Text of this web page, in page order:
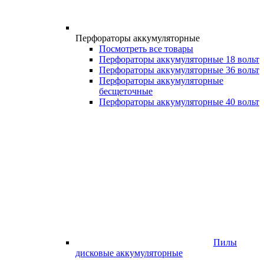
Перфораторы аккумуляторные
Посмотреть все товары
Перфораторы аккумуляторные 18 вольт
Перфораторы аккумуляторные 36 вольт
Перфораторы аккумуляторные
бесщеточные
Перфораторы аккумуляторные 40 вольт
Пилы
дисковые аккумуляторные